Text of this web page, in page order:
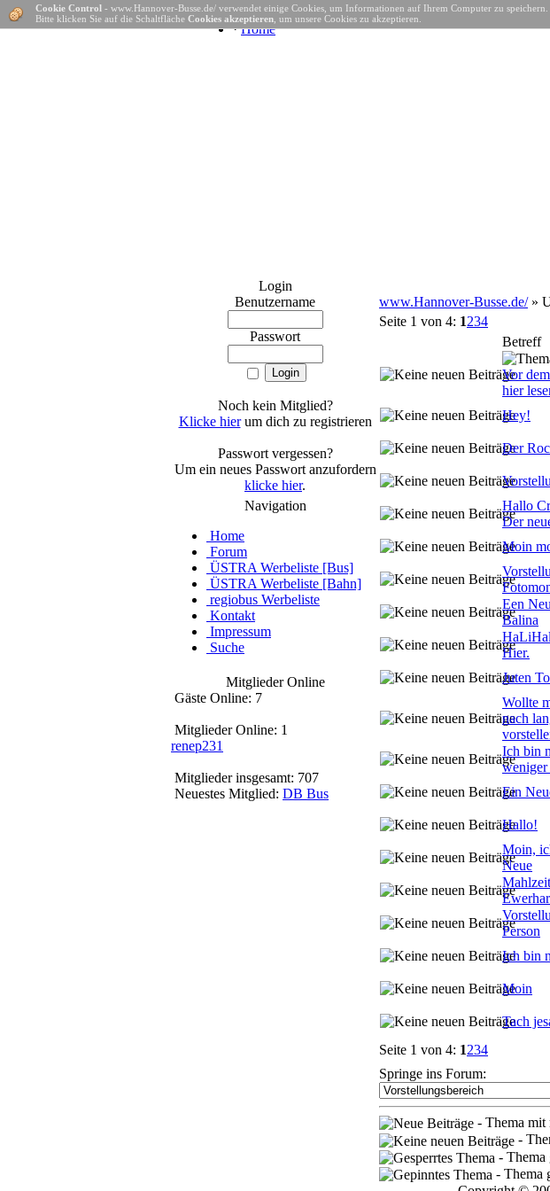
· Home
Login
Benutzername
Passwort
Noch kein Mitglied?
Klicke hierum dich zu registrieren
Passwort vergessen?
Um ein neues Passwort anzufordern
klicke hier.
Navigation
Home
Forum
ÜSTRA Werbeliste [Bus]
ÜSTRA Werbeliste [Bahn]
regiobus Werbeliste
Kontakt
Impressum
Suche
Mitglieder Online
Gäste Online: 7
Mitglieder Online: 1
renep231
Mitglieder insgesamt: 707
Neuestes Mitglied: DB Bus
Cookie Control - www.Hannover-Busse.de/ verwendet einige Cookies, um Informationen auf Ihrem Computer zu speichern.
Bitte klicken Sie auf die Schaltfläche Cookies akzeptieren , um unsere Cookies zu akzeptieren.
www.Hannover-Busse.de/»
Seite 1 von 4: 1234
Betreff
Vor
hier
Hey!
Der
Hallo
Der
Moin
Een
Balina
Hier.
Juten
Wollte
nach
Ich bin
weniger
Ein
Hallo!
Moin,
Neue
Person
Ich bin
Moin
Tach
Seite 1 von 4: 1234
Springe ins Forum:
- Thema mit
-
- Thema
- Thema